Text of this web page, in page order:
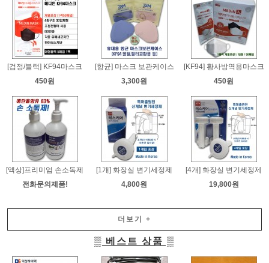
[검정/블랙] KF94마스크
450원
[항균] 마스크 보관케이스
3,300원
[KF94] 황사방역용마스크
450원
[액상]프리미엄 손소독제
전화문의제품!
[1개] 화장실 변기세정제
4,800원
[4개] 화장실 변기세정제
19,800원
더보기 +
▒ 베스트 상품 ▒